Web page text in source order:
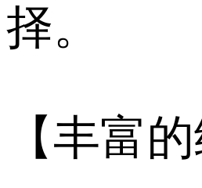
择。
【丰富